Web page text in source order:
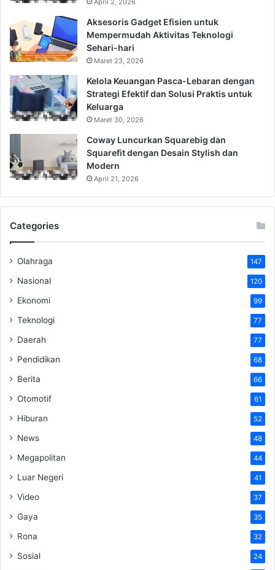
April 2, 2026
Aksesoris Gadget Efisien untuk
Mempermudah Aktivitas Teknologi
Sehari-hari
Maret 23, 2026
Kelola Keuangan Pasca-Lebaran dengan
Strategi Efektif dan Solusi Praktis untuk
Keluarga
Maret 30, 2026
Coway Luncurkan Squarebig dan
Squarefit dengan Desain Stylish dan
Modern
April 21, 2026
Categories
Olahraga 147
Nasional 120
Ekonomi 99
Teknologi 77
Daerah 77
Pendidikan 68
Berita 66
Otomotif 61
Hiburan 52
News 48
Megapolitan 44
Luar Negeri 41
Video 37
Gaya 35
Rona 32
Sosial 24